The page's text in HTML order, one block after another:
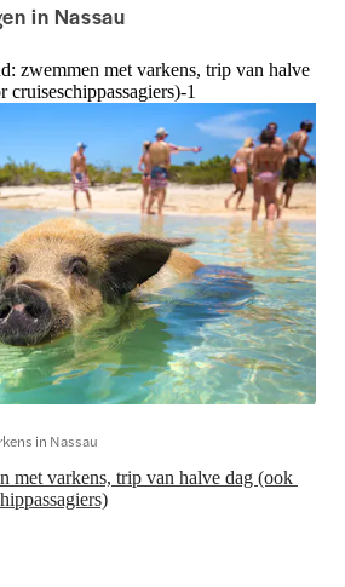
in Nassau
zwemmen met varkens, trip van halve
1
met varkens, trip van halve dag (ook
in Nassau